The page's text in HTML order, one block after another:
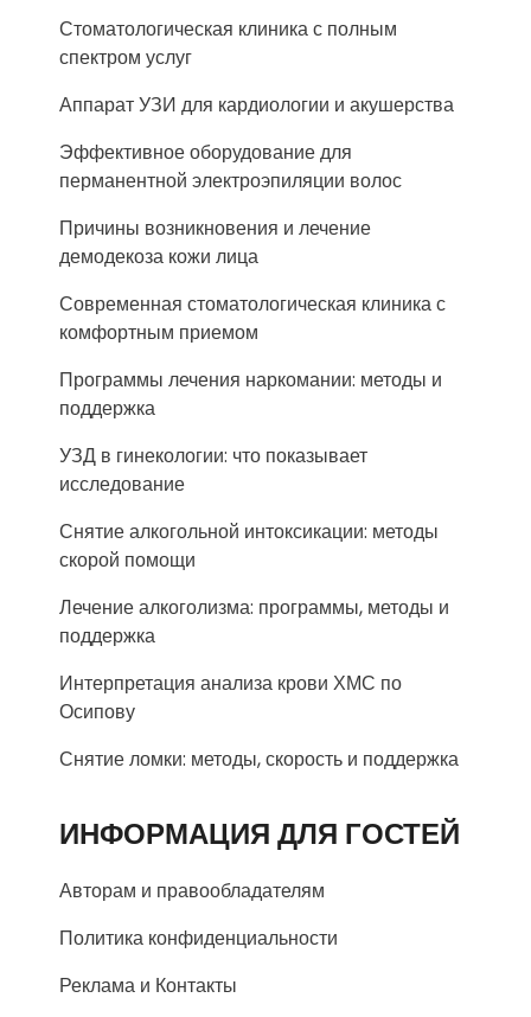
Стоматологическая клиника с полным
спектром услуг
Аппарат УЗИ для кардиологии и акушерства
Эффективное оборудование для
перманентной электроэпиляции волос
Причины возникновения и лечение
демодекоза кожи лица
Современная стоматологическая клиника с
комфортным приемом
Программы лечения наркомании: методы и
поддержка
УЗД в гинекологии: что показывает
исследование
Снятие алкогольной интоксикации: методы
скорой помощи
Лечение алкоголизма: программы, методы и
поддержка
Интерпретация анализа крови ХМС по
Осипову
Снятие ломки: методы, скорость и поддержка
ИНФОРМАЦИЯ ДЛЯ ГОСТЕЙ
Авторам и правообладателям
Политика конфиденциальности
Реклама и Контакты